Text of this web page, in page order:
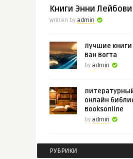
Книги Энни
Written by admin
Лучшие
Ван Вогта
by admin
онлайн
Booksonline
by admin
РУБРИКИ